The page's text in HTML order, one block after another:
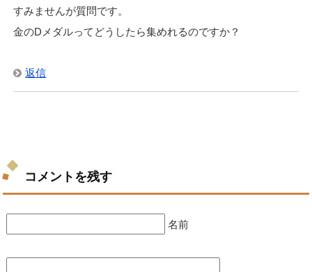
すみませんが質問です。
金のDメダルってどうしたら集めれるのですか？
返信
コメントを残す
名前